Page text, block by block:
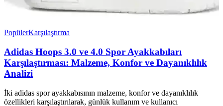
PopülerKarşılaştırma
Adidas Hoops 3.0 ve 4.0 Spor Ayakkabıları
Karşılaştırması: Malzeme, Konfor ve Dayanıklılık
Analizi
İki adidas spor ayakkabısının malzeme, konfor ve dayanıklılık
özellikleri karşılaştırılarak, günlük kullanım ve kullanıcı